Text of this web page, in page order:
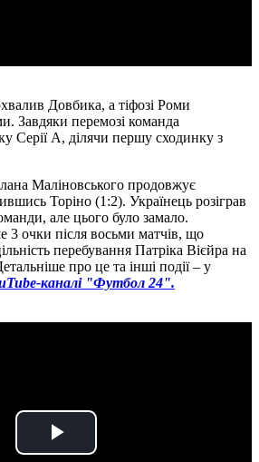
Довбика, а тіфозі Роми
Завдяки перемозі команда
Серії А, ділячи першу сходинку з
Маліновського продовжує
Торіно (1:2). Українець розіграв
але цього було замало.
очки після восьми матчів, що
перебування Патріка Вієйра на
про це та інші події – у
каналі "Футбол 24".
Play